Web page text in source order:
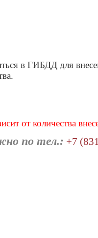
в ГИБДД для
от количества
по тел.: +7